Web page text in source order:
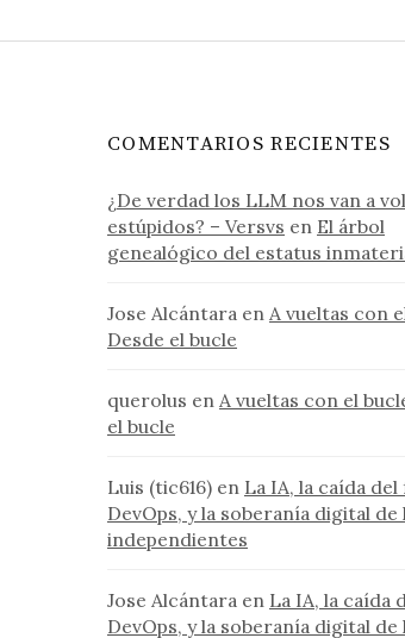
COMENTARIOS RECIENTES
¿De verdad los LLM nos van a
estúpidos? – Versvs en El árbol
genealógico del estatus
Jose Alcántara en A vueltas con
Desde el bucle
querolus en A vueltas con el
el bucle
Luis (tic616) en La IA, la caída del
DevOps, y la soberanía digital de
independientes
Jose Alcántara en La IA, la caída
DevOps, y la soberanía digital de